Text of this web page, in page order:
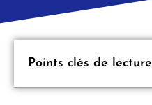
Points clés de lecture